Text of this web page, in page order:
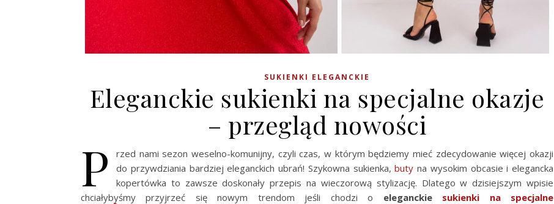
SUKIENKI ELEGANCKIE
Eleganckie sukienki na specjalne okazje
– przegląd nowości
P
rzed nami sezon weselno-komunijny, czyli czas, w którym będziemy mieć zdecydowanie więcej okazji
do przywdziania bardziej eleganckich ubrań! Szykowna sukienka,buty na wysokim obcasie i elegancka
kopertówka to zawsze doskonały przepis na wieczorową stylizację. Dlatego w dzisiejszym wpisie
chciałybyśmy przyjrzeć się nowym trendom jeśli chodzi o eleganckie sukienki na specjalne